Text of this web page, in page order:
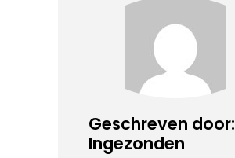
Geschreven door:
Ingezonden